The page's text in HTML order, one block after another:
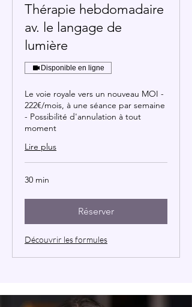
Thérapie hebdomadaire
av. le langage de
lumière
Disponible en ligne
Le voie royale vers un nouveau MOI -
222€/mois, à une séance par semaine
- Possibilité d'annulation à tout
moment
Lire plus
30 min
Réserver
Découvrir les formules